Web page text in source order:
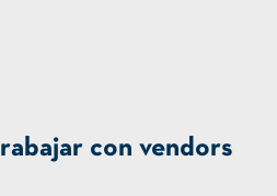
con vendors